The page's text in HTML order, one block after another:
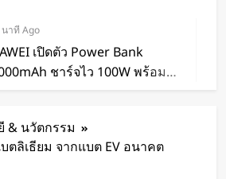
นาที Ago
เปิดตัว Power Bank
ชาร์จไว 100W พร้อม
ชว์เทคโนโลยีสู่การทำงานจริง
& นวัตกรรม
ตลิเธียม จากแบต EV อนาคต